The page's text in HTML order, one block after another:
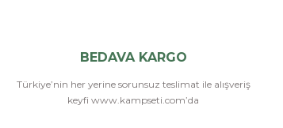
BEDAVA KARGO
Türkiye’nin her yerine sorunsuz teslimat ile alışveriş
keyfi www.kampseti.com’da